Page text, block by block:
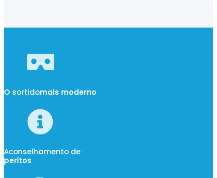
O sortidomais moderno
Aconselhamento de
peritos